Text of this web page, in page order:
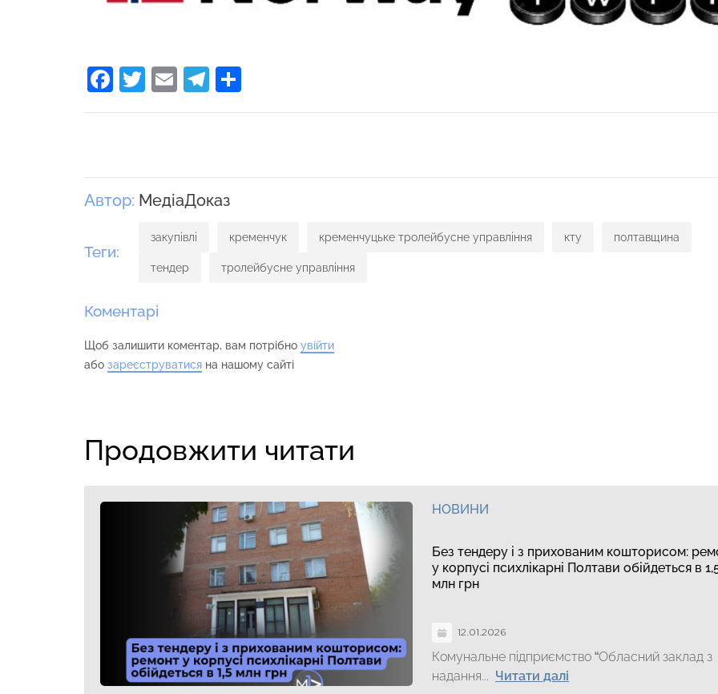
Facebook
Twitter
EmailTelegram
Поділитися
Автор: МедіаДоказ
Теги:
закупівлі кременчук кременчуцьке тролейбусне управління кту полтавщина
тендер тролейбусне управління
Коментарі
Щоб залишити коментар, вам потрібно увійти
або зареєструватисяна нашому сайті
Продовжити читати
НОВИНИ
Без тендеру і з прихованим кошторисом:
у корпусі психлікарні Полтави обійдеться в
млн грн
12.01.2026
Комунальне підприємство “Обласний заклад з
надання... Читати далі